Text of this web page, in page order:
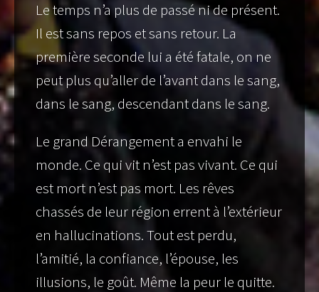
Le temps n’a plus de passé ni de présent.
Il est sans repos et sans retour. La
première seconde lui a été fatale, on ne
peut plus qu’aller de l’avant dans le sang,
dans le sang, descendant dans le sang.
Le grand Dérangement a envahi le
monde. Ce qui vit n’est pas vivant. Ce qui
est mort n’est pas mort. Les rêves
chassés de leur région errent à l’extérieur
en hallucinations. Tout est perdu,
l’amitié, la confiance, l’épouse, les
illusions, le goût. Même la peur le quitte.